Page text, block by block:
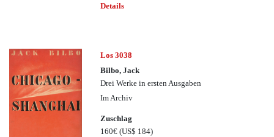
Details
Los 3038
Bilbo, Jack
Drei Werke in ersten Ausgaben
Im Archiv
Zuschlag
160€(US$ 184)